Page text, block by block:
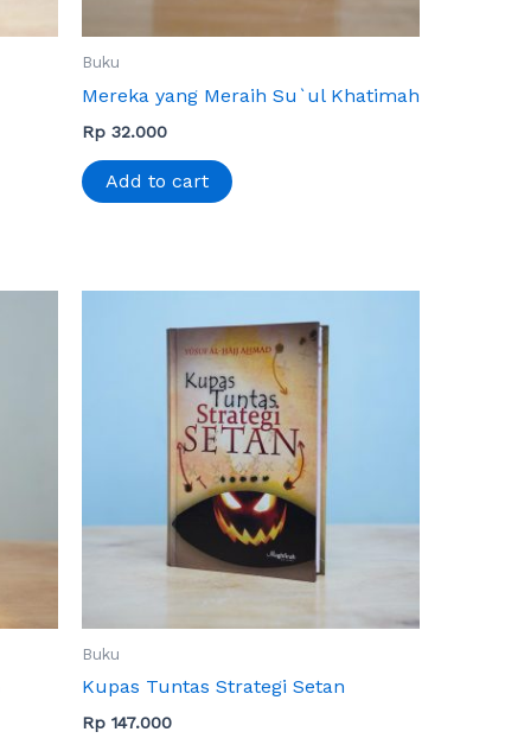
Buku
Mereka yang Meraih Su`ul Khatimah
Rp 32.000
Add to cart
Buku
Kupas Tuntas Strategi Setan
Rp 147.000